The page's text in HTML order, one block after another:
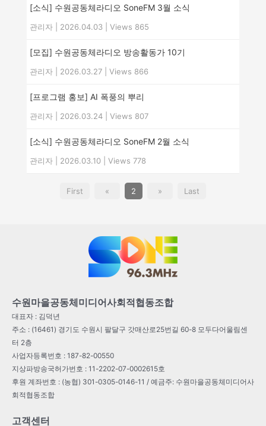
[소식] 수원공동체라디오 SoneFM 3월 소식
관리자 2026.04.03 Views 865
[모집] 수원공동체라디오 방송활동가 10기
관리자 2026.03.27 Views 866
[프로그램 홍보] AI 폭풍의 뿌리
관리자 2026.03.24 Views 807
[소식] 수원공동체라디오 SoneFM 2월 소식
관리자 2026.03.10 Views 778
First « 2 » Last
수원마을공동체미디어사회적협동조합
대표자 : 김덕년
주소 : (16461) 경기도 수원시 팔달구 갓매산로25번길 60-8 모두다어울림센
터 2층
사업자등록번호 : 187-82-00550
지상파방송국허가번호 : 11-2202-07-0002615호
후원 계좌번호 : (농협) 301-0305-0146-11 / 예금주: 수원마을공동체미디어사
회적협동조합
고객센터